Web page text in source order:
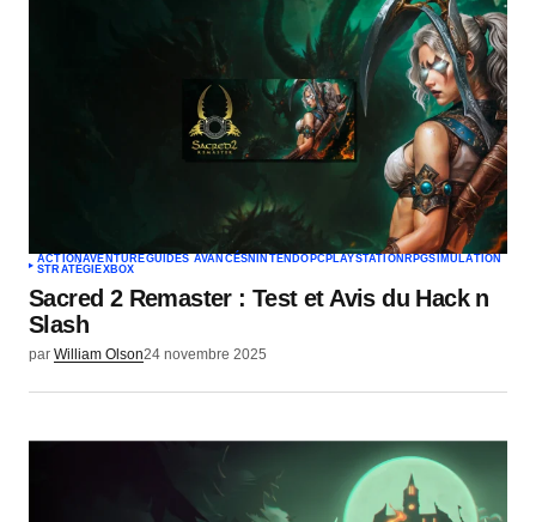
Envoyer un commentaire
ACTIONAVENTUREGUIDES AVANCÉSNINTENDO PC PLAYSTATION RPGSIMULATION
STRATÉGIEXBOX
Sacred 2 Remaster : Test et Avis du Hack n
Slash
par William Olson24 novembre 2025